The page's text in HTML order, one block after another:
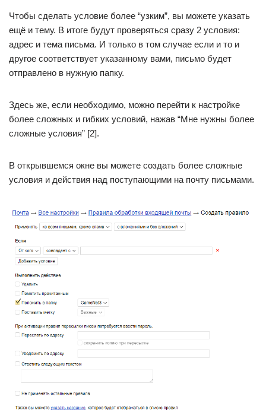
Чтобы сделать условие более “узким”, вы можете указать
ещё и тему. В итоге будут проверяться сразу 2 условия:
адрес и тема письма. И только в том случае если и то и
другое соответствует указанному вами, письмо будет
отправлено в нужную папку.
Здесь же, если необходимо, можно перейти к настройке
более сложных и гибких условий, нажав “Мне нужны более
сложные условия” [2].
В открывшемся окне вы можете создать более сложные
условия и действия над поступающими на почту письмами.